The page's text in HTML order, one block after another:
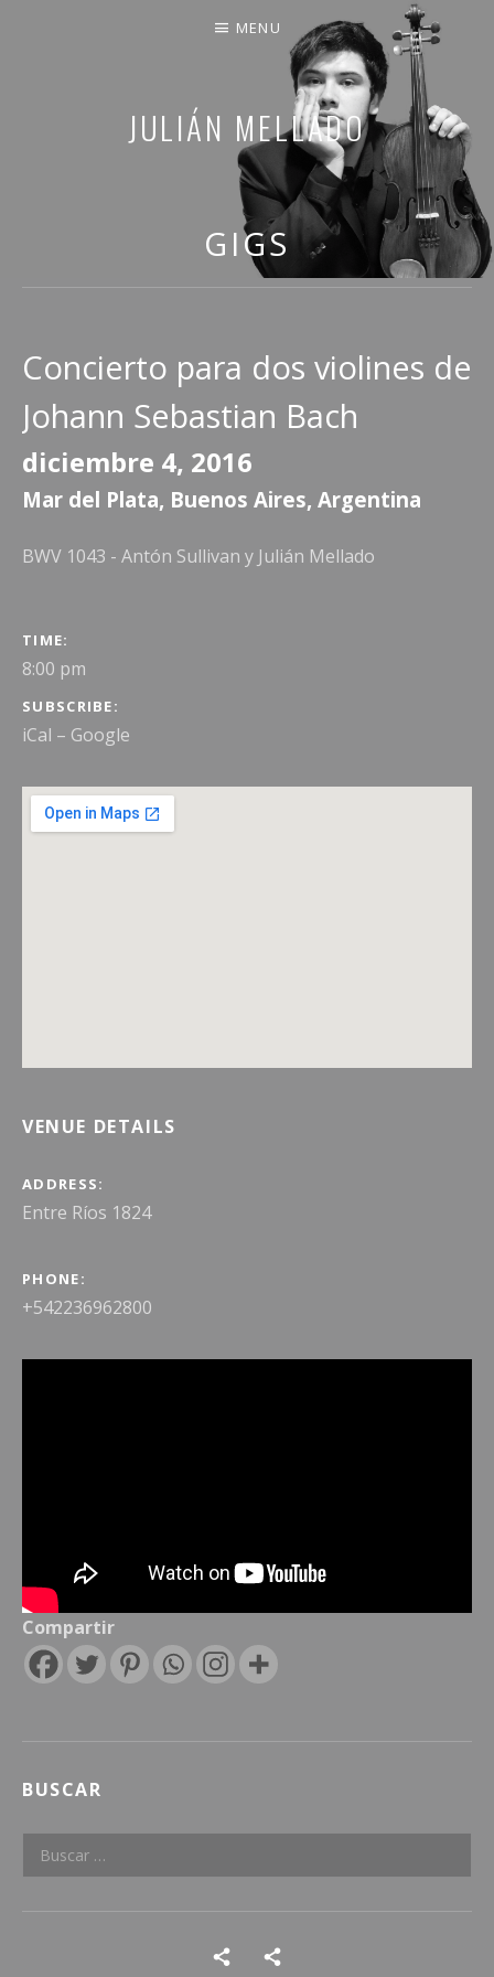
JULIÁN MELLADO
COMPARTO PARTE DE MI VIDA
MENU
GIGS
Concierto para dos violines de
Johann Sebastian Bach
diciembre 4, 2016
Mar del Plata, Buenos Aires, Argentina
BWV 1043 - Antón Sullivan y Julián Mellado
GIG DETAILS
TIME
8:00 pm
SUBSCRIBE
iCal Google
VENUE DETAILS
ADDRESS
PHONE
+542236962800
Compartir
BUSCAR
Buscar:
Social Media Profiles